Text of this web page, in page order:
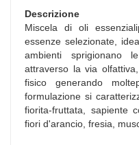
Descrizione
Miscela di oli
essenze selezionate,
ambienti sprigionano
attraverso la via
fisico generando
formulazione si
fiorita-fruttata, sapiente
fiori d'arancio, fresia,